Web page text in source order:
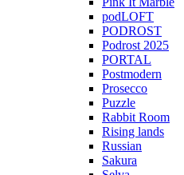
podLOFT
PODROST
Podrost 2025
PORTAL
Postmodern
Prosecco
Puzzle
Rabbit Room
Rising lands
Russian
Sakura